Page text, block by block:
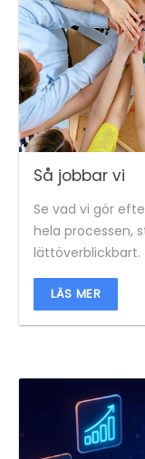
Så jobbar vi
Se vad vi gör
hela processen,
lättöverblickbart.
LÄS MER